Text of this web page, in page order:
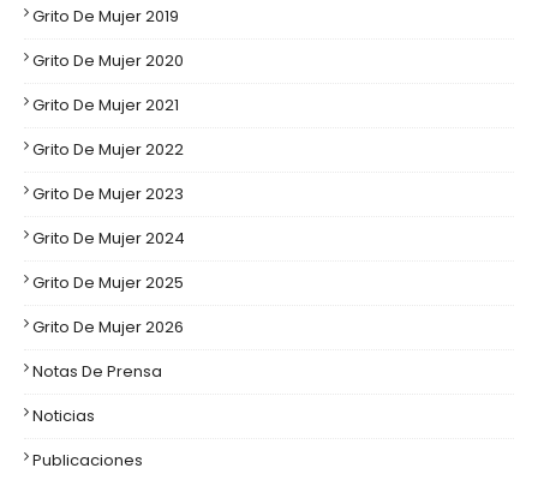
Grito De Mujer 2019
Grito De Mujer 2020
Grito De Mujer 2021
Grito De Mujer 2022
Grito De Mujer 2023
Grito De Mujer 2024
Grito De Mujer 2025
Grito De Mujer 2026
Notas De Prensa
Noticias
Publicaciones